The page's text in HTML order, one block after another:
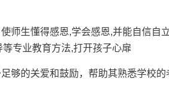
师生懂得感恩,学会感恩,并能自信自
专业教育方法,打开孩子心扉
够的关爱和鼓励，帮助其熟悉学校的